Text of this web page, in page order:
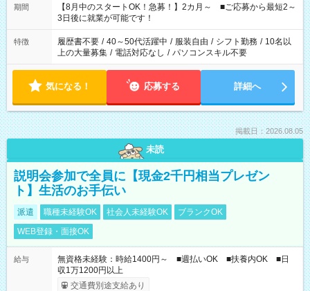
「できれば残業はしたくない」 など、ご希望を教えてください
ね。 ※Wワーク希望の方へ 今ご覧のお仕事で希望する勤務時間
と、もう1つのお仕事の勤務時間。 合計で週40時間を超える場
合は応募できません。
期間
【8月中のスタートOK！急募！】2カ月～ ■ご応募から最短2～
3日後に就業が可能です！
特徴 履歴書不要 / 40～50代活躍中 / 服装自由 / シフト勤務 / 10名以
上の大量募集 / 電話対応なし / パソコンスキル不要
気になる！ 応募する 詳細へ
掲載日：2026.08.05
未読
説明会参加で全員に【現金2千円相当プレゼン
ト】生活のお手伝い
派遣 職種未経験OK 社会人未経験OK
ブランクOK
WEB登録・面接OK
給与
無資格未経験：時給1400円～ ■週払いOK ■扶養内OK ■日
収1万1200円以上
交通費別途支給あり